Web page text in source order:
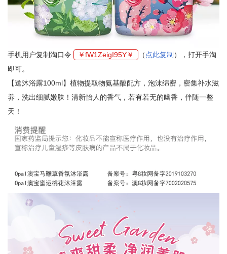
手机用户复制淘口令 ￥fW1ZeigI95Y￥ （ 点此复制 ），打开手淘
即可。
【送沐浴露100ml】植物提取物氨基酸配方，泡沫绵密，密集补水滋
养，洗出细腻嫩肤！清新怡人的香气，若有若无的幽香，伴随一整
天！